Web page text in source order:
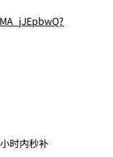
时内秒补